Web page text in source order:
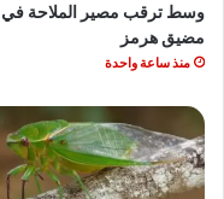
وسط ترقب مصير الملاحة في
مضيق هرمز
منذ ساعة واحدة